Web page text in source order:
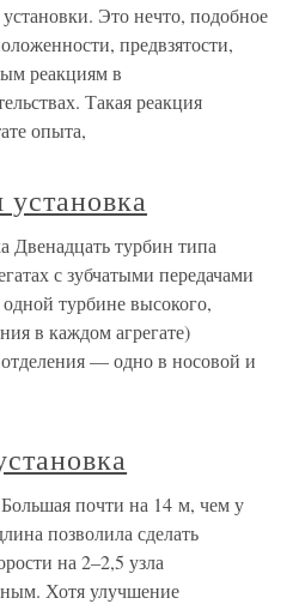
Это нечто, подобное
предвзятости,
реакциям в
Такая реакция
опыта,
установка
Двенадцать турбин типа
с зубчатыми передачами
турбине высокого,
в каждом агрегате)
— одно в носовой и
почти на 14 м, чем у
позволила сделать
на 2–2,5 узла
Хотя улучшение